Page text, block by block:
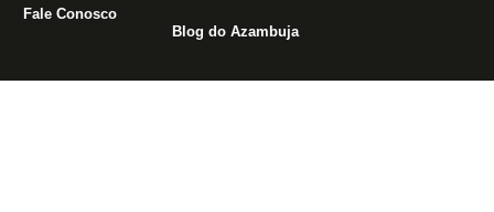
Fale Conosco
Blog do Azambuja